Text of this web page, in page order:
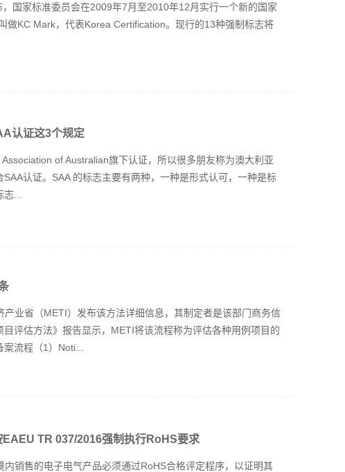
国家标准委员会在2009年7月至2010年12月实行一个新的国家
做KC Mark，代表Korea Certification。现行的13种强制标志将
认证这3个规定
of Australian旗下认证，所以很多朋友称为澳大利亚
认证。SAA 的标志主要有两种，一种是形式认可，一种是标
...
业省（METI）发布该方法详细信息，其制定者是该部门商务信
评估方法》报告显示，METI将该流程称为评估各种用例项目的
流程（1）Noti...
TR 037/2016强制执行RoHS要求
销售的电子电气产品必须通过RoHS合格评定程序，以证明其